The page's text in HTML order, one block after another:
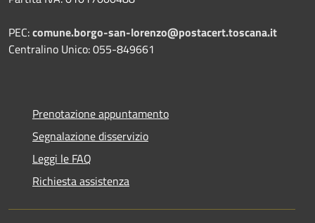
PEC:comune.borgo-san-lorenzo@postacert.toscana.it
Centralino Unico: 055-849661
Prenotazione appuntamento
Segnalazione disservizio
Leggi le FAQ
Richiesta assistenza